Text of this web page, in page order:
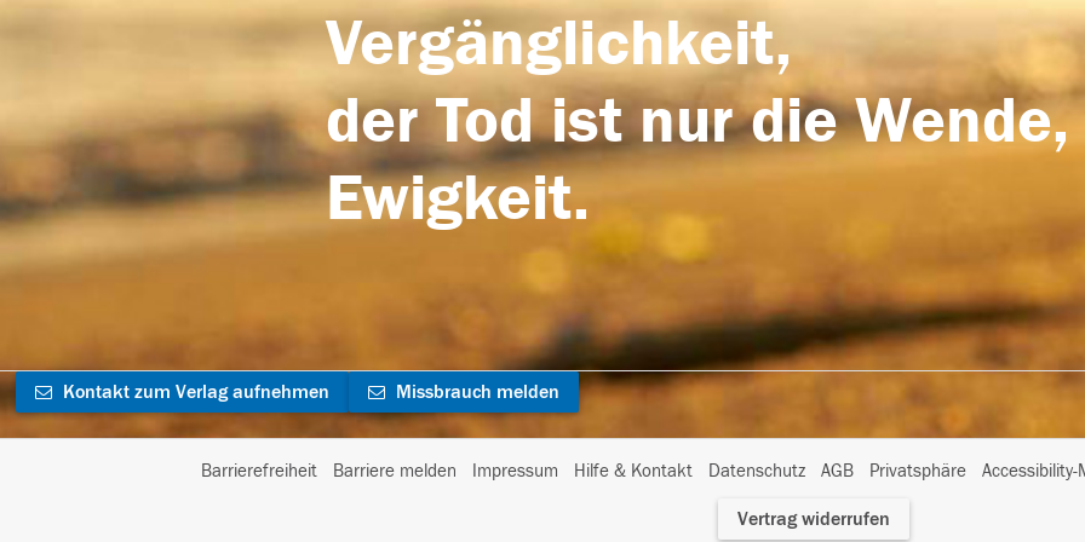
Vergänglichkeit,
der Tod ist nur die
Ewigkeit.
Kontakt zum Verlag aufnehmen Missbrauch melden
Barrierefreiheit Barriere melden Impressum Hilfe & Kontakt Datenschutz AGB Privatsphäre
I
Vertrag widerrufen